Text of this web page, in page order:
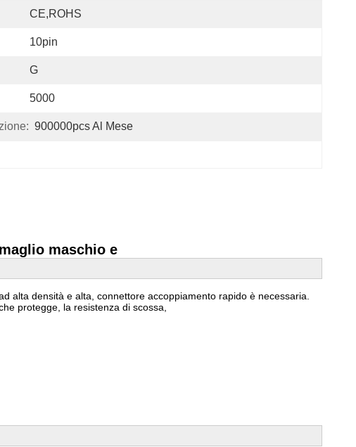
CE,ROHS
10pin
G
5000
900000pcs Al Mese
maschio e
alta densità e alta, connettore accoppiamento rapido è necessaria.
protegge, la resistenza di scossa,